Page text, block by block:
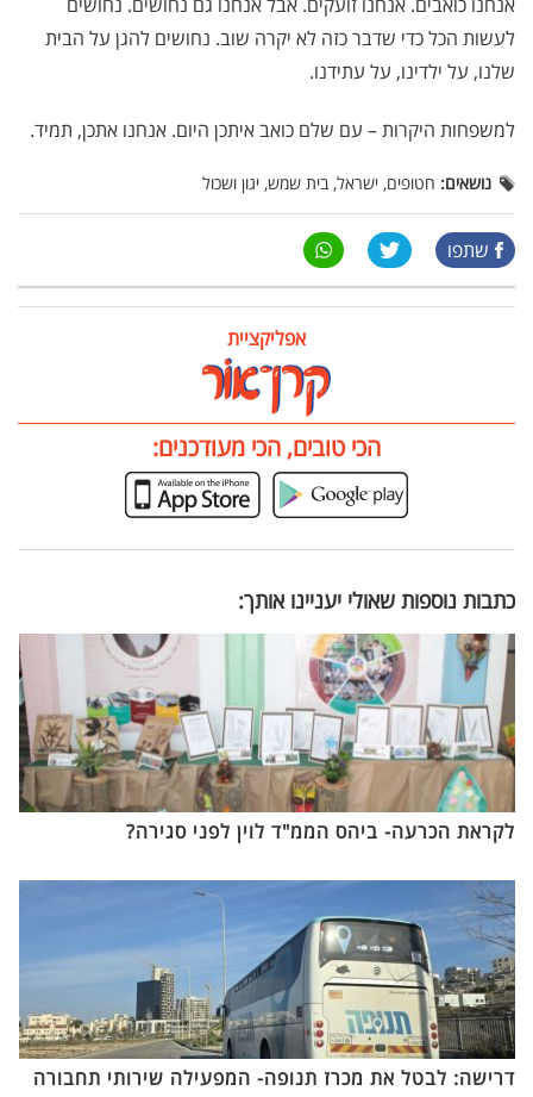
לעשות הכל כדי שדבר כזה לא יקרה שוב. נחושים להגן על הבית
שלנו, על ילדינו, על עתידנו.
למשפחות היקרות – עם שלם כואב איתכן היום. אנחנו אתכן, תמיד.
נושאים: חטופים, ישראל, בית שמש, יגון ושכול
שתפו
אפליקציית
הכי טובים, הכי מעודכנים:
כתבות נוספות שאולי יעניינו אותך:
לקראת הכרעה- ביהס הממ"ד לוין לפני סגירה?
דרישה: לבטל את מכרז תנופה- המפעילה שירותי תחבורה